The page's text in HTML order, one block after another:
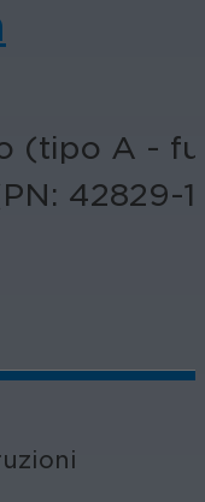
(tipo A -
42829-